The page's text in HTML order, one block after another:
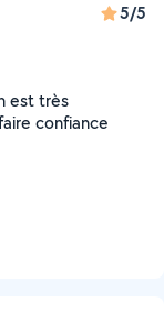
5/5
est très
confiance